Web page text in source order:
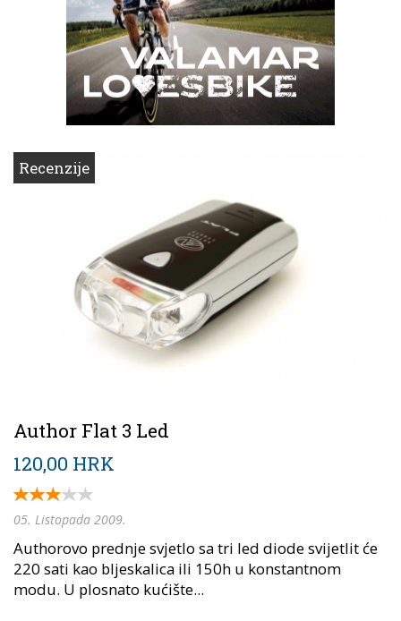
Recenzije
Author Flat 3 Led
120,00 HRK
05. Listopada 2009.
Authorovo prednje svjetlo sa tri led diode svijetlit će
220 sati kao bljeskalica ili 150h u konstantnom
modu. U plosnato kućište...